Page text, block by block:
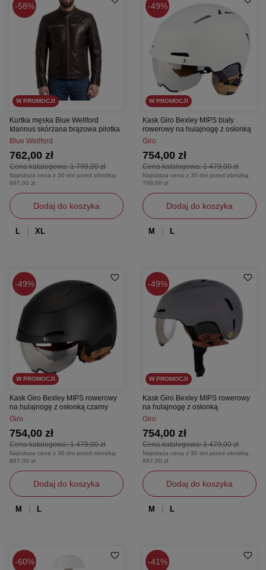
58%
W PROMOCJI
Kurtka męska Blue Wellford
Idannus skórzana brązowa pilotka
Blue Wellford
Cena katalogowa:1 799,00 zł
762,00 zł
Najniższa cena z 30 dni przed obniżką:
897,00 zł
Dodaj do koszyka
L XL
49%
W PROMOCJI
Kask Giro Bexley MIPS biały
rowerowy na hulajnogę z osłonką
Giro
Cena katalogowa:1 479,00 zł
754,00 zł
Najniższa cena z 30 dni przed obniżką:
799,00 zł
Dodaj do koszyka
M L
49%
W PROMOCJI
Kask Giro Bexley MIPS rowerowy
na hulajnogę z osłonką czarny
Giro
Cena katalogowa:1 479,00 zł
754,00 zł
Najniższa cena z 30 dni przed obniżką:
887,00 zł
Dodaj do koszyka
M L
49%
W PROMOCJI
Kask Giro Bexley MIPS rowerowy
na hulajnogę z osłonką
Giro
Cena katalogowa:1 479,00 zł
754,00 zł
Najniższa cena z 30 dni przed obniżką:
887,00 zł
Dodaj do koszyka
M L
60% 41%